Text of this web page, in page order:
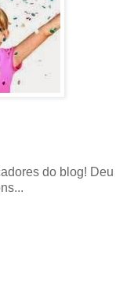
do blog! Deu